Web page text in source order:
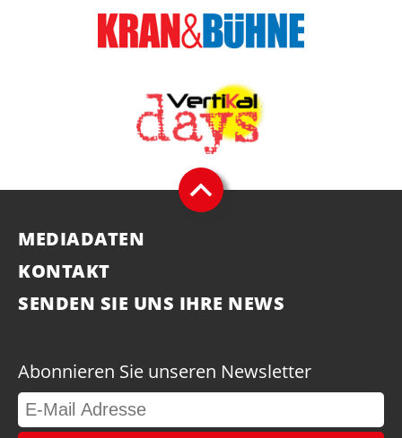
MEDIADATEN
KONTAKT
SENDEN SIE UNS IHRE NEWS
Abonnieren Sie unseren Newsletter